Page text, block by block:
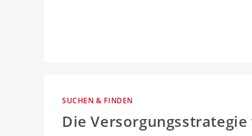
SUCHEN & FINDEN
Die Versorgungsstrategie